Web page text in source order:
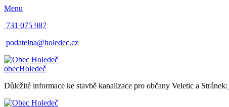
Menu
731 075 987
podatelna@holedec.cz
obecHoledeč
Důležité informace ke stavbě kanalizace pro občany Veletic a Stránek: